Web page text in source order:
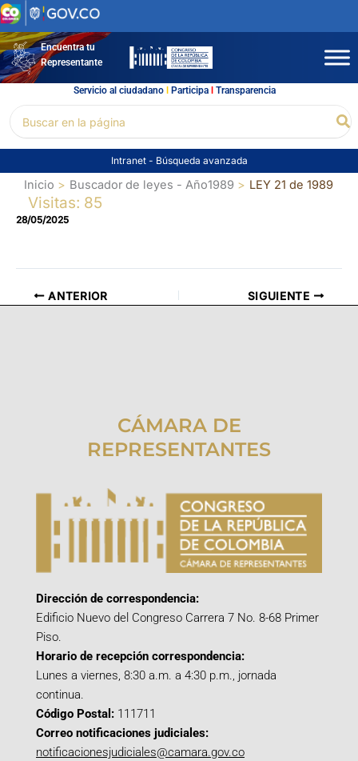
Ir
al
contenidoEncuentra tu
Representante
Servicio al ciudadano l Participal Transparencia
por:
Intranet - Búsqueda avanzada
Inicio Buscador de leyes - Año1989 LEY 21 de 1989
Visitas: 85
28/05/2025
ANTERIOR SIGUIENTE
CÁMARA DE
REPRESENTANTES
Dirección de correspondencia:
Edificio Nuevo del Congreso Carrera 7 No. 8-68 Primer
Piso.
Horario de recepción correspondencia:
Lunes a viernes, 8:30 a.m. a 4:30 p.m., jornada
continua.
Código Postal: 111711
Correo notificaciones judiciales:
notificacionesjudiciales@camara.gov.co